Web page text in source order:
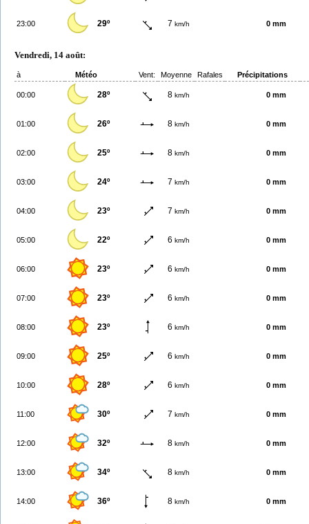
23:00 29º 7 km/h 0 mm
Vendredi, 14 août:
à Météo Vent: Moyenne Rafales Précipitations
00:00 28º 8 km/h 0 mm
01:00 26º 8 km/h 0 mm
02:00 25º 8 km/h 0 mm
03:00 24º 7 km/h 0 mm
04:00 23º 7 km/h 0 mm
05:00 22º 6 km/h 0 mm
06:00 23º 6 km/h 0 mm
07:00 23º 6 km/h 0 mm
08:00 23º 6 km/h 0 mm
09:00 25º 6 km/h 0 mm
10:00 28º 6 km/h 0 mm
11:00 30º 7 km/h 0 mm
12:00 32º 8 km/h 0 mm
13:00 34º 8 km/h 0 mm
14:00 36º 8 km/h 0 mm